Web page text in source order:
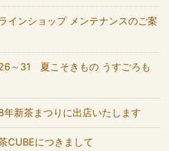
インショップ メンテナンスのご案
～31 夏こそきもの うすごろも
年新茶まつりに出店いたします
CUBEにつきまして